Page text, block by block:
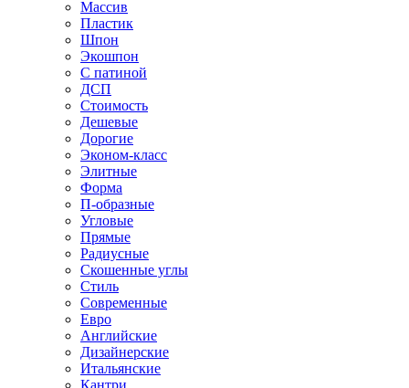
Массив
Пластик
Шпон
Экошпон
С патиной
ДСП
Стоимость
Дешевые
Дорогие
Эконом-класс
Элитные
Форма
П-образные
Угловые
Прямые
Радиусные
Скошенные углы
Стиль
Современные
Евро
Английские
Дизайнерские
Итальянские
Кантри